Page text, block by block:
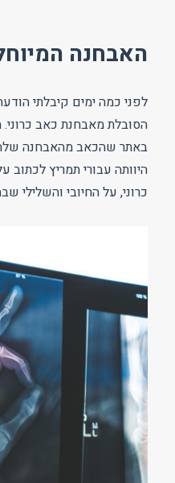
האבחנה
לפני כמה ימים קיבלתי
הסובלת מאבחנת כאב
היוותה עבורי תמריץ
כרוני, על החיובי והשלילי